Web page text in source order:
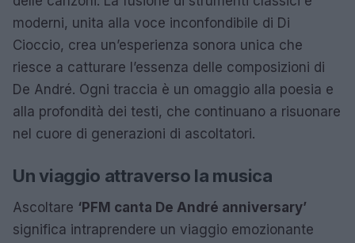
moderni, unita alla voce inconfondibile di Di
Cioccio, crea un’esperienza sonora unica che
riesce a catturare l’essenza delle composizioni di
De André. Ogni traccia è un omaggio alla poesia e
alla profondità dei testi, che continuano a risuonare
nel cuore di generazioni di ascoltatori.
Un viaggio attraverso la musica
Ascoltare ‘PFM canta De André anniversary’
significa intraprendere un viaggio emozionante